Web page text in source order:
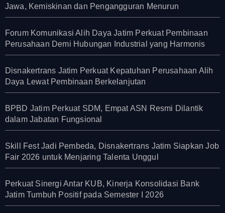
Jawa, Kemiskinan dan Pengangguran Menurun
Forum Komunikasi Alih Daya Jatim Perkuat Pembinaan
Perusahaan Demi Hubungan Industrial yang Harmonis
Disnakertrans Jatim Perkuat Kepatuhan Perusahaan Alih
Daya Lewat Pembinaan Berkelanjutan
BPBD Jatim Perkuat SDM, Empat ASN Resmi Dilantik
dalam Jabatan Fungsional
Skill Fest Jadi Pembeda, Disnakertrans Jatim Siapkan Job
Fair 2026 untuk Menjaring Talenta Unggul
Perkuat Sinergi Antar KUB, Kinerja Konsolidasi Bank
Jatim Tumbuh Positif pada Semester I 2026